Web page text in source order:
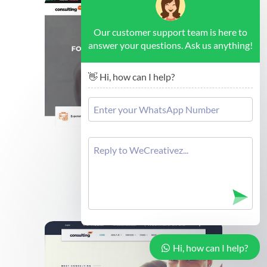
Brussels - Forex Consulting
Cek Demo
Our customer support team is here to
answer your questions. Ask us anything!
👋 Hi, how can I help?
Hi, how can I help?